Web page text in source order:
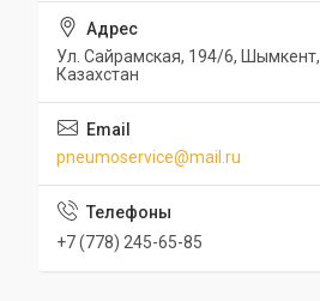
Ул. Сайрамская, 194/6, Шымкент,
Казахстан
pneumoservice@mail.ru
+7 (778) 245-65-85